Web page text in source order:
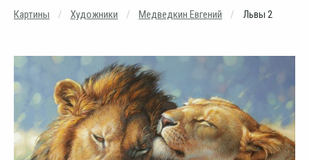
Картины Художники Медведкин Евгений Львы 2